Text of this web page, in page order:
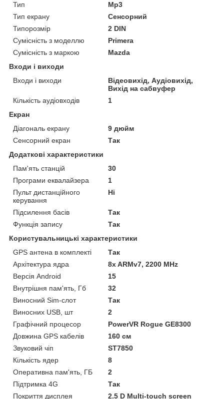
Тип
Mp3
Тип екрану
Сенсорний
Типорозмір
2 DIN
Сумісність з моделлю
Primera
Сумісність з маркою
Mazda
Входи і виходи
Входи і виходи
Відеовихід, Аудіовихід,
Вихід на сабвуфер
Кількість аудіовходів
1
Екран
Діагональ екрану
9 дюйм
Сенсорний екран
Так
Додаткові характеристики
Пам'ять станцій
30
Програми еквалайзера
1
Пульт дистанційного
керування
Ні
Підсилення басів
Так
Функція запису
Так
Користувальницькі характеристики
GPS антена в комплекті
Так
Архітектура ядра
8x ARMv7, 2200 MHz
Версія Android
15
Внутрішня пам'ять, Гб
32
Виносний Sim-слот
Так
Виносних USB, шт
2
Графічний процесор
PowerVR Rogue GE8300
Довжина GPS кабелів
160 см
Звуковий чіп
ST7850
Кількість ядер
8
Оперативна пам'ять, ГБ
2
Підтримка 4G
Так
Покриття дисплея
2.5 D Multi-touch screen